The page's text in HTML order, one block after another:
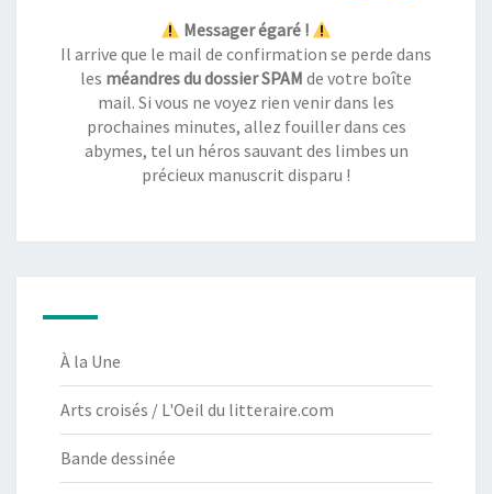
Messager égaré !
Il arrive que le mail de confirmation se perde dans
les méandres du dossier SPAM de votre boîte
mail. Si vous ne voyez rien venir dans les
prochaines minutes, allez fouiller dans ces
abymes, tel un héros sauvant des limbes un
précieux manuscrit disparu !
À la Une
Arts croisés / L'Oeil du litteraire.com
Bande dessinée